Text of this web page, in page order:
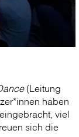
(Leitung
haben
viel
sich die